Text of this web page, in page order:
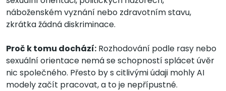
náboženském vyznání nebo zdravotním stavu,
zkrátka žádná diskriminace.
Proč k tomu dochází: Rozhodování podle rasy nebo
sexuální orientace nemá se schopností splácet úvěr
nic společného. Přesto by s citlivými údaji mohly AI
modely začít pracovat, a to je nepřípustné.